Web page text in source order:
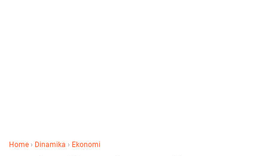
Home › Dinamika › Ekonomi